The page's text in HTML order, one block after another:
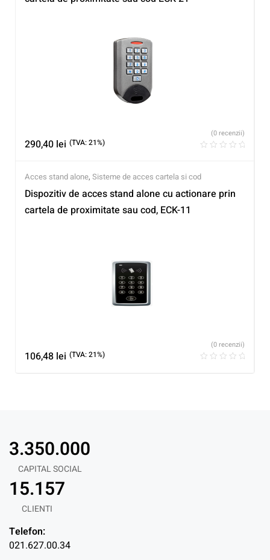
290,40 lei (TVA: 21%)
(0 recenzii)
Acces stand alone, Sisteme de acces cartela si cod
Dispozitiv de acces stand alone cu actionare prin
cartela de proximitate sau cod, ECK-11
106,48 lei (TVA: 21%)
(0 recenzii)
CAPITAL SOCIAL
3.350.000
CLIENTI
15.157
Telefon:
021.627.00.34